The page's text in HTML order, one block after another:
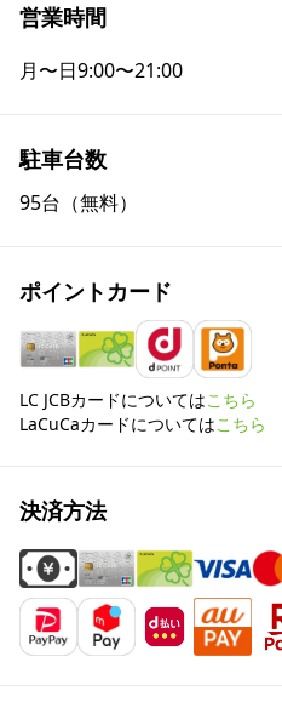
営業時間
月〜日9:00〜21:00
駐車台数
95台（無料）
ポイントカード
LC JCBカードについてはこちら
LaCuCaカードについてはこちら
決済方法